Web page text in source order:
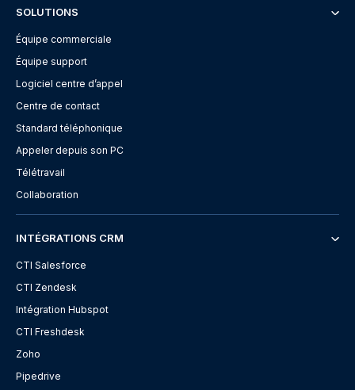
SOLUTIONS
Équipe commerciale
Équipe support
Logiciel centre d’appel
Centre de contact
Standard téléphonique
Appeler depuis son PC
Télétravail
Collaboration
INTÉGRATIONS CRM
CTI Salesforce
CTI Zendesk
Intégration Hubspot
CTI Freshdesk
Zoho
Pipedrive